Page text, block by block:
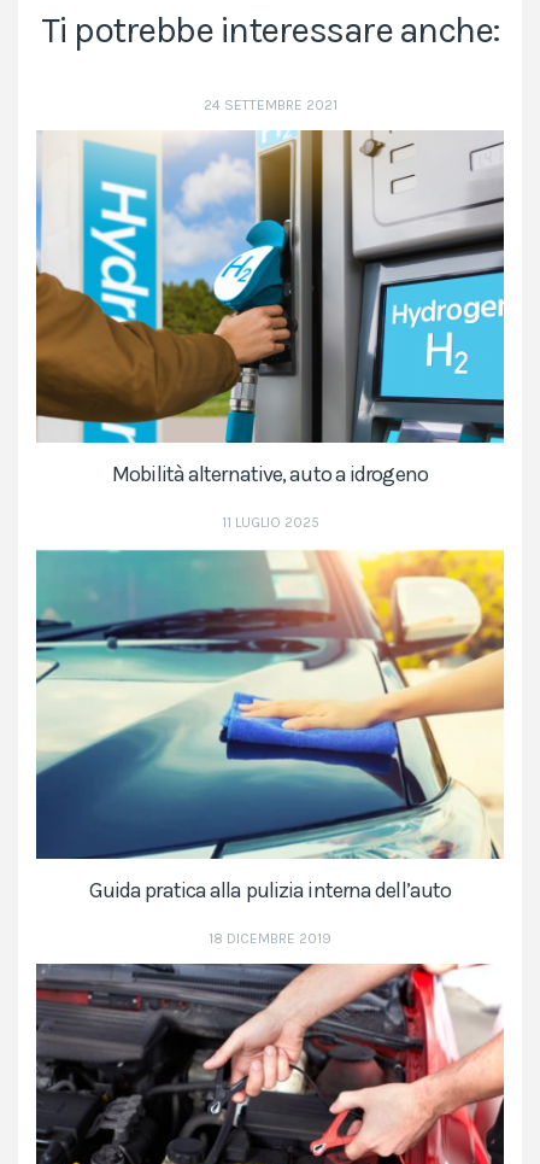
Ti potrebbe interessare anche:
24 SETTEMBRE 2021
Mobilità alternative, auto a idrogeno
11 LUGLIO 2025
Guida pratica alla pulizia interna dell’auto
18 DICEMBRE 2019